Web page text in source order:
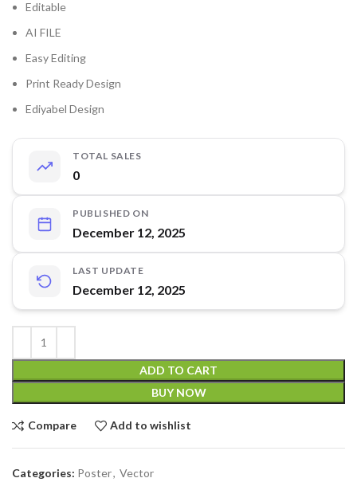
Editable
AI FILE
Easy Editing
Print Ready Design
Ediyabel Design
TOTAL SALES
0
PUBLISHED ON
December 12, 2025
LAST UPDATE
December 12, 2025
ADD TO CART
BUY NOW
Compare Add to wishlist
Categories: Poster, Vector